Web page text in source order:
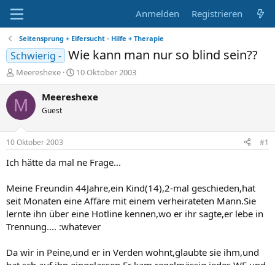
Anmelden Registrieren
Seitensprung + Eifersucht - Hilfe + Therapie
Schwierig - Wie kann man nur so blind sein??
E
r
s
t
e
r
Meereshexe
E
r
s
t
a
10 Oktober 2003
M Meereshexe
Guest
10 Oktober 2003 #1
Ich hätte da mal ne Frage...
Meine Freundin 44Jahre,ein Kind(14),2-mal geschieden,hat
seit Monaten eine Affäre mit einem verheirateten Mann.Sie
lernte ihn über eine Hotline kennen,wo er ihr sagte,er lebe in
Trennung.... :whatever
Da wir in Peine,und er in Verden wohnt,glaubte sie ihm,und